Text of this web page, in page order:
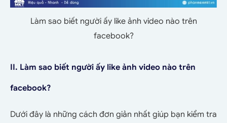
Làm sao biết người ấy like ảnh video nào trên
facebook?
II. Làm sao biết người ấy like ảnh video nào trên
facebook?
Dưới đây là những cách đơn giản nhất giúp bạn kiểm tra